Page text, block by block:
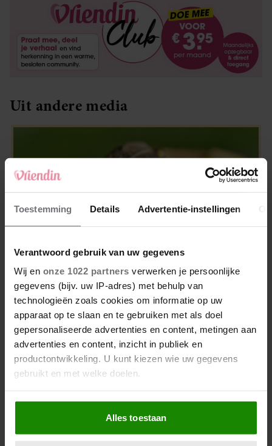
Toestemming Details Advertentie-instellingen
Verantwoord gebruik van uw gegevens
Wij en onze 1022 partners verwerken je persoonlijke
gegevens (bijv. uw IP-adres) met behulp van
technologieën zoals cookies om informatie op uw
apparaat op te slaan en te gebruiken met als doel
gepersonaliseerde advertenties en content, metingen aan
advertenties en content, inzicht in publiek en
productontwikkeling. U kunt kiezen wie uw gegevens
gebruikt en met welke doelen.
Als u het toestaat, willen we ook graag:
Informatie verzamelen over uw geografische
locatie, die tot een paar meter nauwkeurig kan zijn
Alles toestaan
Uit andere media
SANTE
Au! Dit helpt bij een wespensteek
Suzanne de Bakker